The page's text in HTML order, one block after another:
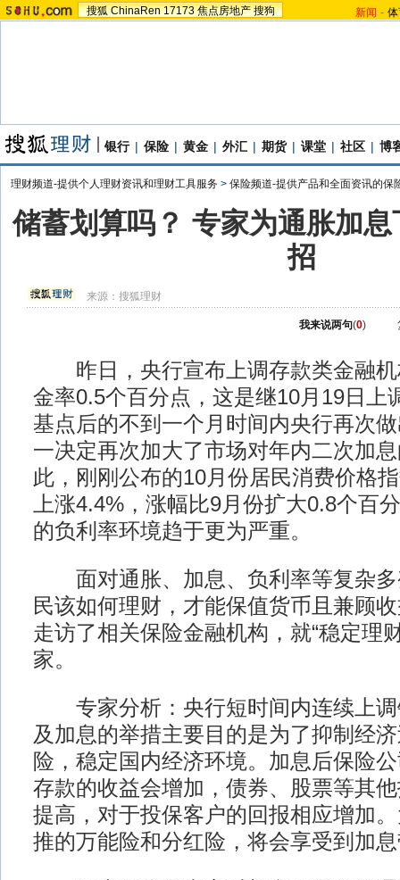
搜狐 ChinaRen 17173 焦点房地产 搜狗 新闻 -
银行 | 保险 | 黄金 | 外汇 | 期货 | 课堂 | 社区 | 博
理财频道-提供个人理财资讯和理财工具服务 > 保险频道-提供产品和全面资讯的保
储蓄划算吗？ 专家为通胀加
招
来源： 搜狐理财
我来说两句(0)
昨日，央行宣布上调存款类金融机
金率0.5个百分点，这是继10月19日上
基点后的不到一个月时间内央行再次
一决定再次加大了市场对年内二次加
此，刚刚公布的10月份居民消费价格
上涨4.4%，涨幅比9月份扩大0.8个百
的负利率环境趋于更为严重。
面对通胀、加息、负利率等复杂多
民该如何理财，才能保值货币且兼顾
走访了相关保险金融机构，就“稳定理
家。
专家分析：央行短时间内连续上调
及加息的举措主要目的是为了抑制经
险，稳定国内经济环境。加息后保险
存款的收益会增加，债券、股票等其
提高，对于投保客户的回报相应增加
推的万能险和分红险，将会享受到加